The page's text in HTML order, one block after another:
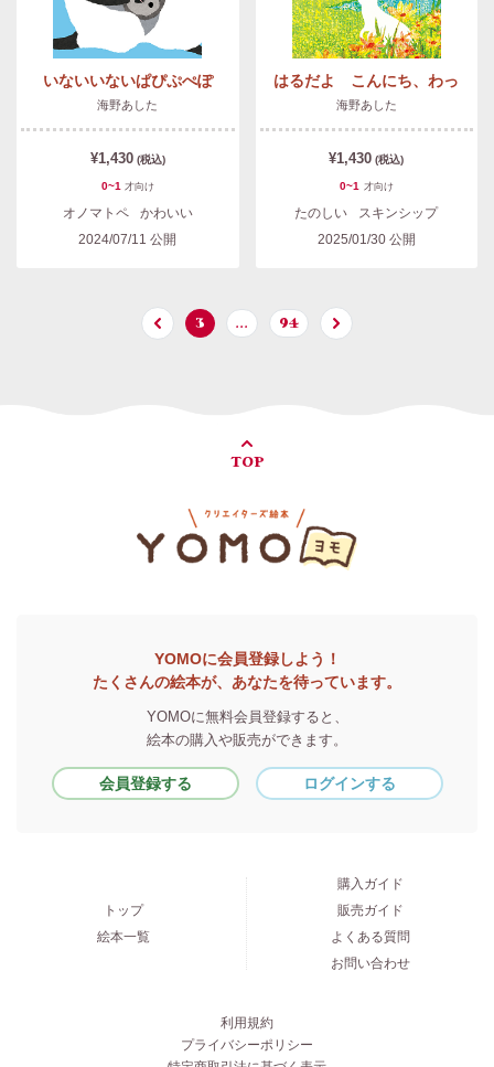
いないいないぱぴぷぺぽ
海野あした
¥1,430 (税込)
0~1 才向け
オノマトペ
かわいい
2024/07/11 公開
はるだよ こんにち、わっ
海野あした
¥1,430 (税込)
0~1 才向け
たのしい
スキンシップ
2025/01/30公開
3 … 94
TOP
YOMOに会員登録しよう！
たくさんの絵本が、あなたを待っています。
YOMOに無料会員登録すると、
絵本の購入や販売ができます。
会員登録する ログインする
トップ
絵本一覧
購入ガイド
販売ガイド
よくある質問
お問い合わせ
利用規約
プライバシーポリシー